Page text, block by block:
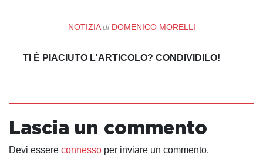
NOTIZIA di DOMENICO MORELLI
TI È PIACIUTO L'ARTICOLO? CONDIVIDILO!
Lascia un commento
Devi essere connesso per inviare un commento.